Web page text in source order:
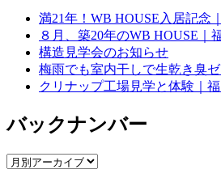
満21年！WB HOUSE入居記念
８月、築20年のWB HOUSE｜
構造見学会のお知らせ
梅雨でも室内干しで生乾き臭ゼ
クリナップ工場見学と体験｜
バックナンバー